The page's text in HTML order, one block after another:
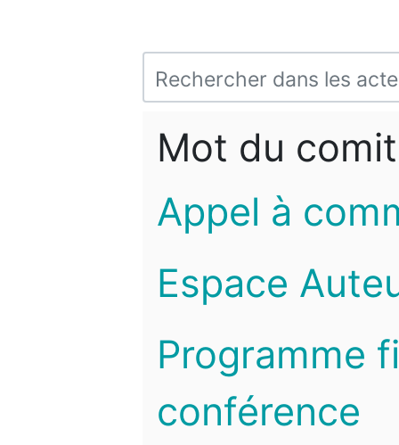
Mot du
Appel à
Espace
Programme
conférence